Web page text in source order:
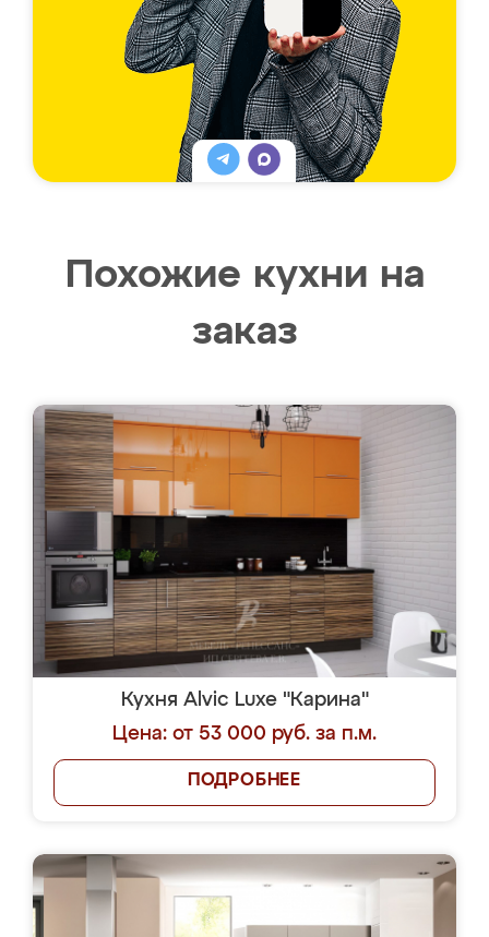
Похожие кухни на
заказ
Кухня Alvic Luxe "Карина"
Цена: от 53 000 руб. за п.м.
ПОДРОБНЕЕ